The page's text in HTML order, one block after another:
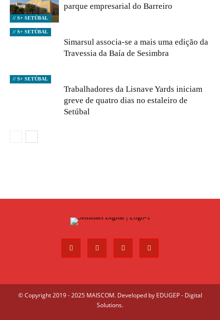
// S+ SETÚBAL
parque empresarial do Barreiro
// S+ SETÚBAL
Simarsul associa-se a mais uma edição da
Travessia da Baía de Sesimbra
// S+ SETÚBAL
Trabalhadores da Lisnave Yards iniciam
greve de quatro dias no estaleiro de
Setúbal
© Copyright 2019 - 2025 MAISCOM. Developed by EDUGEP - Digital
Solutions.